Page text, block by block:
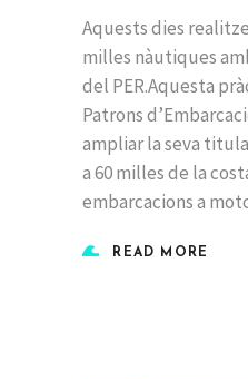
Aquests dies
milles nàutiques
del PER.Aquesta
Patrons
ampliar la seva
a 60 milles de la
embarcacions a
READ MORE